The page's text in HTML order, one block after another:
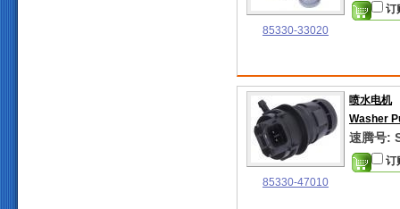
85330-33020
订
85330-47010
喷水电机
Washer
速腾号:
订